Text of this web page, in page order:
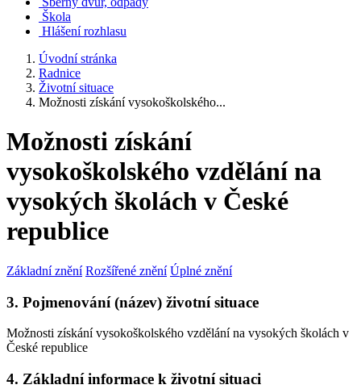
Škola
Hlášení rozhlasu
Úvodní stránka
Radnice
Životní situace
Možnosti získání vysokoškolského...
Možnosti získání
vysokoškolského vzdělání na
vysokých školách v České
republice
Základní znění Rozšířené znění Úplné znění
3. Pojmenování (název) životní situace
Možnosti získání vysokoškolského vzdělání na vysokých školách v
České republice
4. Základní informace k životní situaci